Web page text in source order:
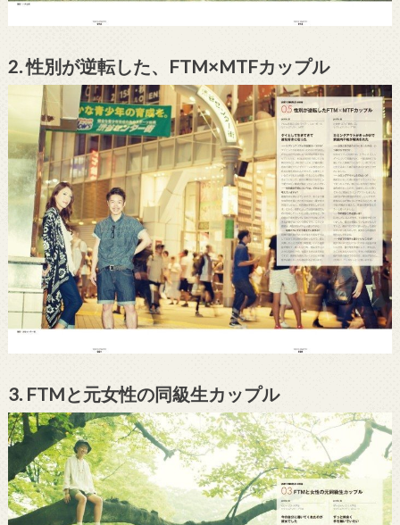
2. 性別が逆転した、FTM×MTFカップル
3. FTMと元女性の同級生カップル